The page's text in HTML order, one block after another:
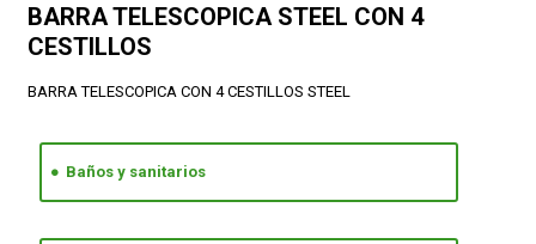
BARRA TELESCOPICA STEEL CON 4
CESTILLOS
BARRA TELESCOPICA CON 4 CESTILLOS STEEL
Baños y sanitarios
FORMAS DE PAGO